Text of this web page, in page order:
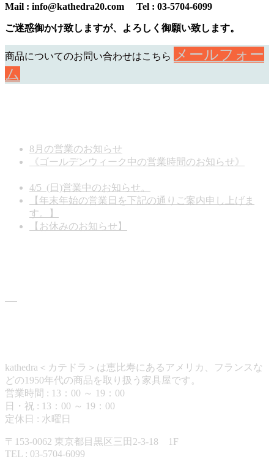
Mail : info@kathedra20.com Tel : 03-5704-6099
ご迷惑御かけ致しますが、よろしく御願い致します。
商品についてのお問い合わせはこちら
メールフォー
ム
8月の営業のお知らせ
《ゴールデンウィーク中の営業時間のお知らせ》
4/5 (日)営業中のお知らせ。
【年末年始の営業日を下記の通りご案内申し上げま
す。】
【お休みのお知らせ】
kathedra＜カテドラ＞は恵比寿にあるアメリカ、フランスな
どの1950年代の商品を取り扱う家具屋です。
営業時間 : 13：00 ～ 19：00
日・祝 : 13：00 ～ 19：00
定休日 : 水曜日
〒153-0062 東京都目黒区三田2-3-18 1F
TEL : 03-5704-6099